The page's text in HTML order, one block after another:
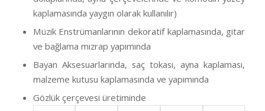
kaplamasında yaygın olarak kullanılır)
Müzik Enstrümanlarının dekoratif kaplamasında, gitar
ve bağlama mızrap yapımında
Bayan Aksesuarlarında, saç tokası, ayna kaplaması,
malzeme kutusu kaplamasında ve yapımında
Gözlük çerçevesi üretiminde